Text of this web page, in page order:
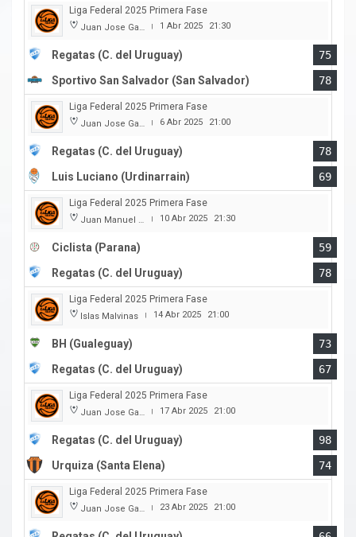
Liga Federal 2025 Primera Fase
Juan Jose Garro | 1 Abr 2025 21:30
Regatas (C. del Uruguay)
75
Sportivo San Salvador (San Salvador)
78
Liga Federal 2025 Primera Fase
Juan Jose Garro | 6 Abr 2025 21:00
Regatas (C. del Uruguay)
78
Luis Luciano (Urdinarrain)
69
Liga Federal 2025 Primera Fase
Juan Manuel A. Baglietto | 10 Abr 2025 21:30
Ciclista (Parana)
59
Regatas (C. del Uruguay)
78
Liga Federal 2025 Primera Fase
Islas Malvinas | 14 Abr 2025 21:00
BH (Gualeguay)
73
Regatas (C. del Uruguay)
67
Liga Federal 2025 Primera Fase
Juan Jose Garro | 17 Abr 2025 21:00
Regatas (C. del Uruguay)
98
Urquiza (Santa Elena)
74
Liga Federal 2025 Primera Fase
Juan Jose Garro | 23 Abr 2025 21:00